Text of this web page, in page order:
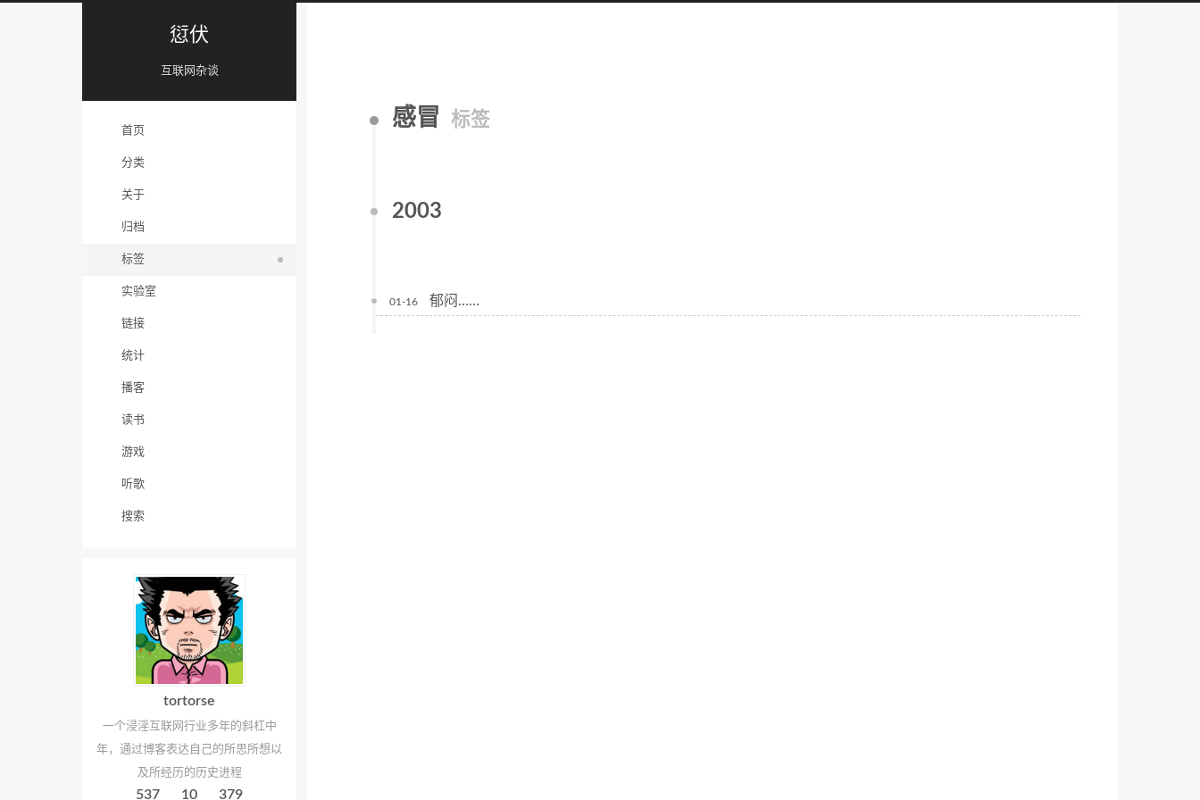
愆伏
互联网杂谈
首页
分类
关于
归档
标签
实验室
链接
统计
播客
读书
游戏
听歌
搜索
tortorse
一个浸淫互联网行业多年的斜杠中
年，通过博客表达自己的所思所想以
及所经历的历史进程
537 10 379
感冒 标签
2003
01-16 郁闷……